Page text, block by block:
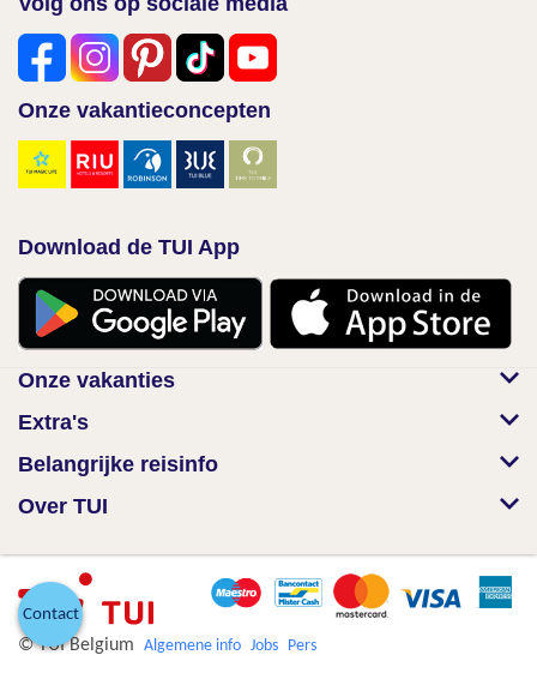
Onze vakantieconcepten
Download de TUI App
Onze vakanties
Extra's
Belangrijke reisinfo
Over TUI
© TUI Belgium Algemene info Jobs Pers
Contact